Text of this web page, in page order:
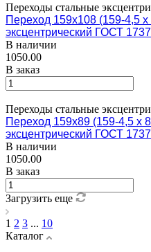
Переходы стальные
Переход 159х108 (159-4,5 х
эксцентрический ГОСТ
В наличии
1050.00
В заказ
Переходы стальные
Переход 159х89 (159-4,5 х
эксцентрический ГОСТ
В наличии
1050.00
В заказ
Загрузить еще
1 2 3 ... 10
Каталог